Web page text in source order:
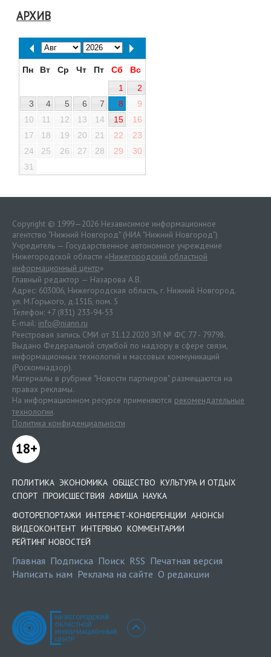
АРХИВ
Пн Вт Ср Чт Пт Сб
Вс
1
2
3
4 5 6 7 8
9
10
11 12 13 14 15
16
17
18 19 20 21 22
23
24
25 26 27 28 29
30
31
Copyright © 1999—2026 Независимое информационное
агентство "Нижний Новгород" (НИА "Нижний Новгород")
Учредитель — Государственное автономное учреждение
Нижегородской области «Нижегородский областной
информационный центр»
Главный редактор — Назарова А.В.
Адрес: 603006, Нижегородская область, г. Нижний Новгород.
ул. М.Горького, д.151Б, пом. 5
Телефон: +7 (831) 233-94-53
E-mail: info@niann.ru
Реестровая запись СМИ от 31.12.2020 ЭЛ № ФС 77 - 79798.
Выдано Федеральной службой по надзору в сфере связи,
информационных технологий и массовых коммуникаций
(Роскомнадзор).
Материалы в рубрике "Новости партнеров" размещаются на
правах рекламы.
На информационном ресурсе применяются рекомендательные
технологии.
Политика конфиденциальности
18+
ПОЛИТИКА ЭКОНОМИКА ОБЩЕСТВО КУЛЬТУРА И ОТДЫХ
СПОРТ ПРОИСШЕСТВИЯ АФИША НАУКА
ФОТОРЕПОРТАЖИ ИНТЕРНЕТ-КОНФЕРЕНЦИИ АНОНСЫ
ВИДЕОКОНТЕНТ ИНТЕРВЬЮ КОММЕНТАРИИ
РЕЙТИНГ НОВОСТЕЙ
Главная Подписка Поиск RSS Печатная версия
Написать нам Реклама на сайте О редакции